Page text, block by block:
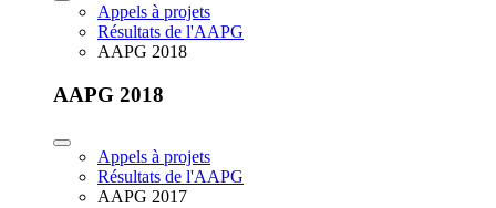
Appels à projets
Résultats de l'AAPG
AAPG 2018
AAPG 2018
Appels à projets
Résultats de l'AAPG
AAPG 2017